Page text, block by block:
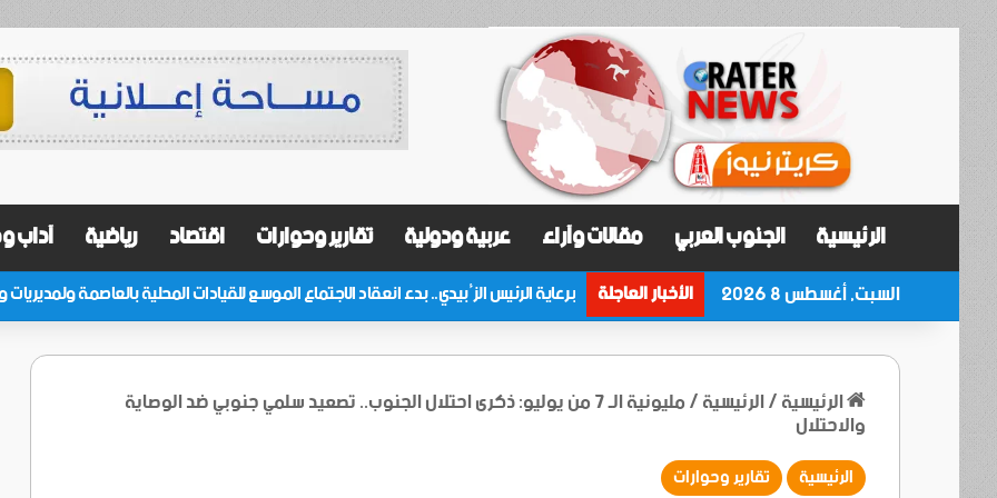
الرئيسية الجنوب العربي مقالات وآراء عربية ودولية تقارير وحوارات اقتصاد رياضية آداب
السبت, أغسطس 8 2026 الأخبار العاجلة
الرئيسية/الرئيسية/ مليونية الـ 7 من يوليو: ذكرى احتلال الجنوب.. تصعيد سلمي جنوبي ضد الوصاية والاحتلال
الرئيسية تقارير وحوارات